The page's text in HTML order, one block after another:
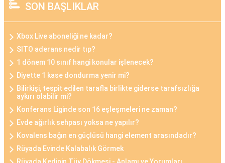
SON BAŞLIKLAR
Xbox Live aboneliği ne kadar?
SITO aderans nedir tıp?
1 dönem 10 sınıf hangi konular işlenecek?
Diyette 1 kase dondurma yenir mi?
Bilirkişi, tespit edilen tarafla birlikte giderse tarafsızlığa
aykırı olabilir mi?
Konferans Liginde son 16 eşleşmeleri ne zaman?
Evde ağırlık sehpası yoksa ne yapılır?
Kovalens bağın en güçlüsü hangi element arasındadır?
Rüyada Evinde Kalabalık Görmek